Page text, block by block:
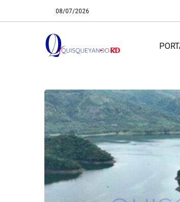
08/07/2026